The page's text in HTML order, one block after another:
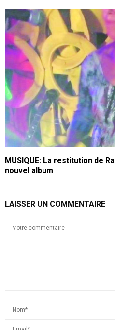
MUSIQUE: La restitution de
nouvel album
LAISSER UN COMMENTAIRE